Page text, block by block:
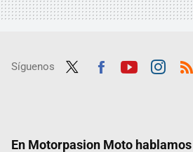
Síguenos
En Motorpasion Moto